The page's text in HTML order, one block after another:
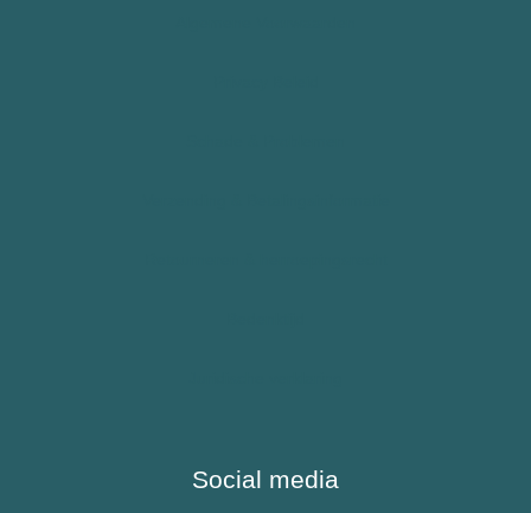
Social media